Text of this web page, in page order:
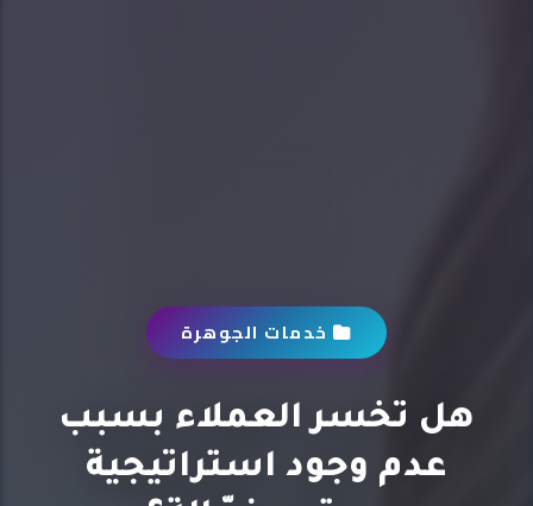
خدمات الجوهرة
هل تخسر العملاء بسبب
عدم وجود استراتيجية